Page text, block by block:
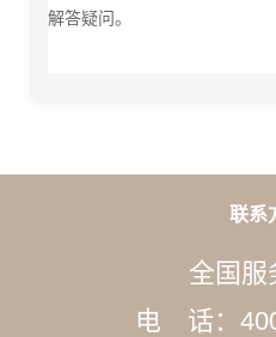
解答疑问。
联系
全国服
电 话：